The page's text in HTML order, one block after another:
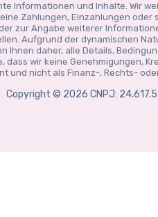
Informationen und Inhalte. Wir
Zahlungen, Einzahlungen
zur Angabe weiterer
Aufgrund der dynamischen
Ihnen daher, alle Details,
dass wir keine Genehmigungen,
und nicht als Finanz-, Rechts-
Copyright © 2026 CNPJ: